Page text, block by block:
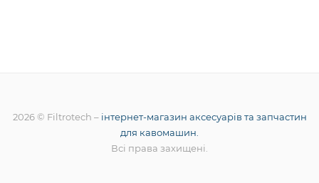
2026 © Filtrotech – інтернет-магазин аксесуарів та запчастин
для кавомашин.
Всі права захищені.